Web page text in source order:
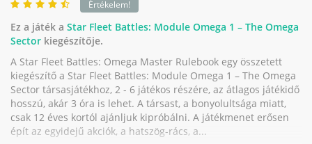
Értékelem!
Ez a játék a Star Fleet Battles: Module Omega 1 – The Omega
Sector kiegészítője.
A Star Fleet Battles: Omega Master Rulebook egy összetett
kiegészítő a Star Fleet Battles: Module Omega 1 – The Omega
Sector társasjátékhoz, 2 - 6 játékos részére, az átlagos játékidő
hosszú, akár 3 óra is lehet. A társast, a bonyolultsága miatt,
csak 12 éves kortól ajánljuk kipróbálni. A játékmenet erősen
épít az egyidejű akciók, a hatszög-rács, a...